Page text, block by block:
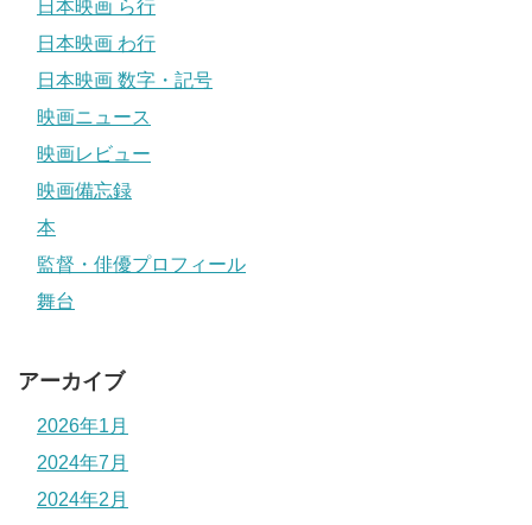
日本映画 ら行
日本映画 わ行
日本映画 数字・記号
映画ニュース
映画レビュー
映画備忘録
本
監督・俳優プロフィール
舞台
アーカイブ
2026年1月
2024年7月
2024年2月